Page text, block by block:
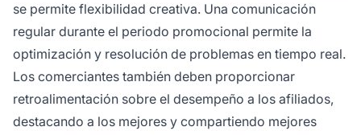
se permite flexibilidad creativa. Una comunicación
regular durante el periodo promocional permite la
optimización y resolución de problemas en tiempo real.
Los comerciantes también deben proporcionar
retroalimentación sobre el desempeño a los afiliados,
destacando a los mejores y compartiendo mejores